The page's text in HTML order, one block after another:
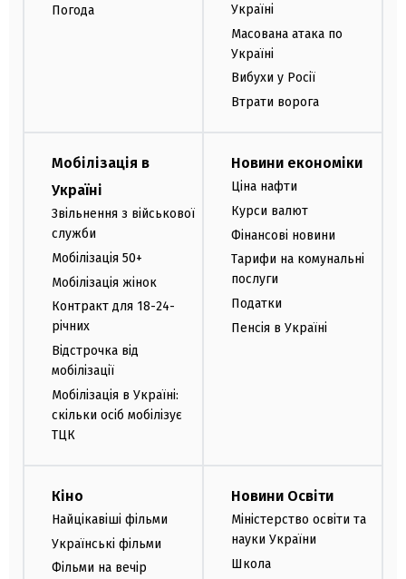
Погода
Україні
Масована атака по
Україні
Вибухи у Росії
Втрати ворога
Мобілізація в
Україні
Звільнення з військової
служби
Мобілізація 50+
Мобілізація жінок
Контракт для 18-24-
річних
Відстрочка від
мобілізації
Мобілізація в Україні:
скільки осіб мобілізує
ТЦК
Новини економіки
Ціна нафти
Курси валют
Фінансові новини
Тарифи на комунальні
послуги
Податки
Пенсія в Україні
Кіно
Найцікавіші фільми
Українські фільми
Фільми на вечір
Новини Освіти
Міністерство освіти та
науки України
Школа